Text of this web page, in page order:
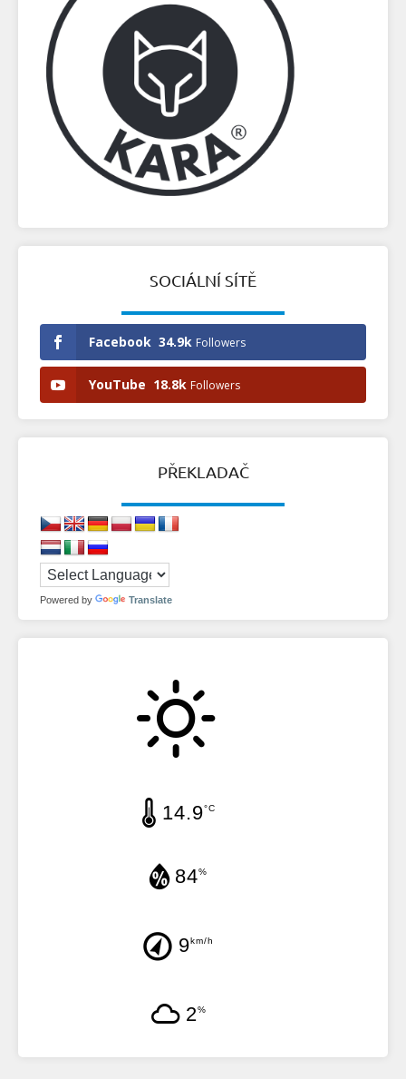
SOCIÁLNÍ SÍTĚ
Facebook 34.9k Followers
YouTube 18.8k Followers
PŘEKLADAČ
Powered by Translate
14.9°C
84%
9km/h
2%